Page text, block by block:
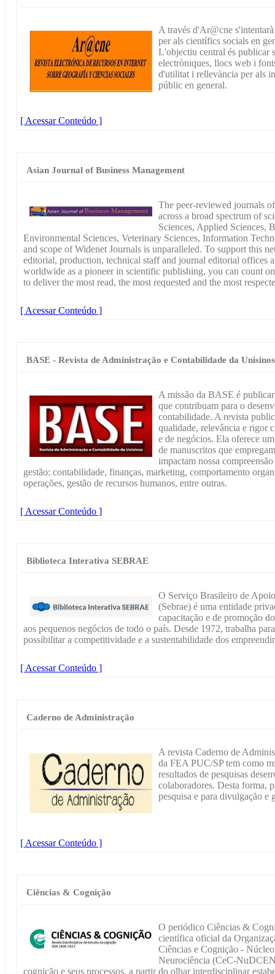
A través d'Ar@cne
per als científics socials en
L'objectiu central és publicar
electròniques, llocs web i
d'utilitat i rellevància per als
públic en general.
[ Acessar Conteúdo ]
Asian Journal of Business Management
The peer-reviewed journals
across a broad spectrum of
Sciences, Applied Sciences,
Environmental Sciences, Veterinary Sciences, Information
and scope of Widenet Journals is unparalleled. To support this
editorial, production, technical staff and journal editorial offices
worldwide as a pioneer in scientific publishing, you can count
to deliver the most read, the most requested and the most
[ Acessar Conteúdo ]
BASE - Revista de Administração e Contabilidade da Unisinos
A missão da BASE é
que contribuam para o
contabilidade. A revista
qualidade, relevância e rigor
e de negócios. Ela oferece
de manuscritos que
impactam nossa
gestão: contabilidade, finanças, marketing, comportamento
operações, gestão de recursos humanos, entre outras.
[ Acessar Conteúdo ]
Biblioteca Interativa SEBRAE
O Serviço Brasileiro de
(Sebrae) é uma entidade
capacitação e de promoção
aos pequenos negócios de todo o país. Desde 1972, trabalha
possibilitar a competitividade e a sustentabilidade dos
[ Acessar Conteúdo ]
Caderno de Administração
A revista Caderno de
da FEA PUC/SP tem como
resultados de pesquisas
colaboradores. Desta forma,
pesquisa e para divulgação e
[ Acessar Conteúdo ]
Ciências & Cognição
O periódico Ciências &
científica oficial da
Ciências e Cognição -
Neurociência (CeC-
cognição e seus processos, a partir do olhar interdisciplinar